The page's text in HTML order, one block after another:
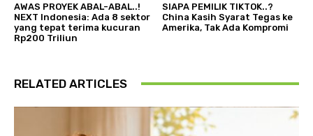
AWAS PROYEK ABAL-ABAL..!
NEXT Indonesia: Ada 8 sektor
yang tepat terima kucuran
Rp200 Triliun
SIAPA PEMILIK TIKTOK..?
China Kasih Syarat Tegas ke
Amerika, Tak Ada Kompromi
RELATED ARTICLES